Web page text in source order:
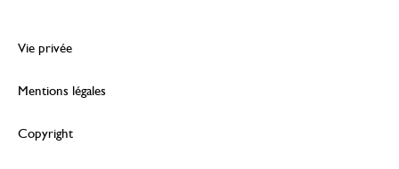
Vie privée
Mentions légales
Copyright